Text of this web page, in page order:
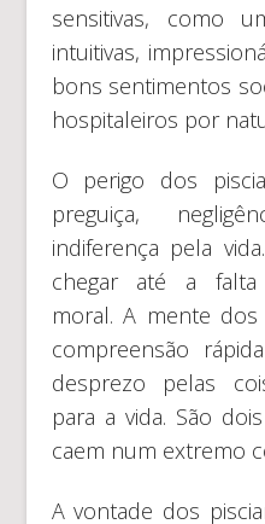
sensitivas, como
intuitivas,
bons sentimentos
hospitaleiros por
O perigo dos
preguiça,
indiferença pela
chegar até a falta
moral. A mente
compreensão
desprezo pelas
para a vida. São
caem num extremo
A vontade dos